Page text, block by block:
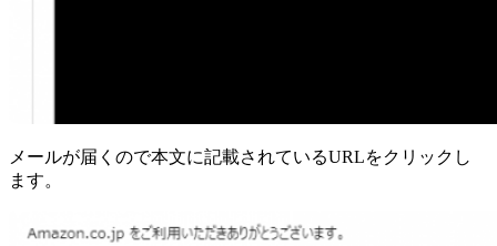
メールが届くので本文に記載されているURLをクリックし
ます。